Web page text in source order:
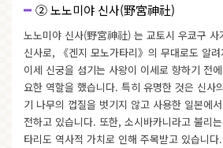
② 노노미야 신사(野宮神社)
노노미야 신사(野宮神社) 는 교토시 우쿄구 사
신사로, 《겐지 모노가타리》의 무대로도 알
이세 신궁을 섬기는 사왕이 이세로 향하기 전
요한 역할을 했습니다. 특히 유명한 것은 신사
기 나무의 껍질을 벗기지 않고 사용한 일본에
전하고 있습니다. 또한, 소시바카니라고 불리
타리도 역사적 가치로 인해 주목받고 있습니